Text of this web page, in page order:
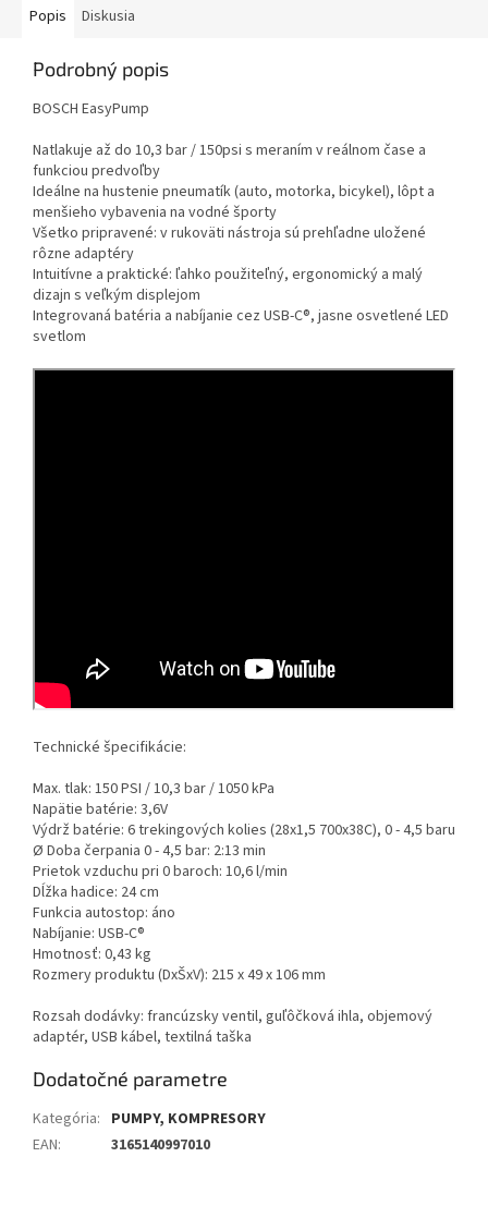
Popis Diskusia
Podrobný popis
BOSCH EasyPump
Natlakuje až do 10,3 bar / 150psi s meraním v reálnom čase a
funkciou predvoľby
Ideálne na hustenie pneumatík (auto, motorka, bicykel), lôpt a
menšieho vybavenia na vodné športy
Všetko pripravené: v rukoväti nástroja sú prehľadne uložené
rôzne adaptéry
Intuitívne a praktické: ľahko použiteľný, ergonomický a malý
dizajn s veľkým displejom
Integrovaná batéria a nabíjanie cez USB-C®, jasne osvetlené LED
svetlom
Technické špecifikácie:
Max. tlak: 150 PSI / 10,3 bar / 1050 kPa
Napätie batérie: 3,6V
Výdrž batérie: 6 trekingových kolies (28x1,5 700x38C), 0 - 4,5 baru
Ø Doba čerpania 0 - 4,5 bar: 2:13 min
Prietok vzduchu pri 0 baroch: 10,6 l/min
Dĺžka hadice: 24 cm
Funkcia autostop: áno
Nabíjanie: USB-C®
Hmotnosť: 0,43 kg
Rozmery produktu (DxŠxV): 215 x 49 x 106 mm
Rozsah dodávky: francúzsky ventil, guľôčková ihla, objemový
adaptér, USB kábel, textilná taška
Dodatočné parametre
Kategória: PUMPY, KOMPRESORY
EAN: 3165140997010